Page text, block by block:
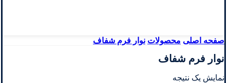
صفحه اصلی محصولات نوار فرم شفاف
نوار فرم شفاف
نمایش یک نتیجه